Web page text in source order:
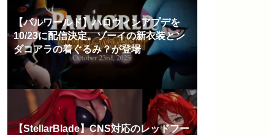
【パルワールド】ハロウィンアプデを
10/23に配信決定。ゾーイの新衣装とン
ダコアラの着ぐるみ？が登場
【StellarBlade】CNS対応のレッドフー